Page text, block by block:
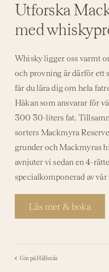
Utforska
med
Whisky ligger oss varmt
och provning är därför ett
får du lära dig om hela
Håkan som ansvarar för
300 30-liters fat.
sorters Mackmyra
grunder och Mackmyras
avnjuter vi sedan en 4-
specialkomponerad av
Läs mer & boka
Gin på Hällsnäs